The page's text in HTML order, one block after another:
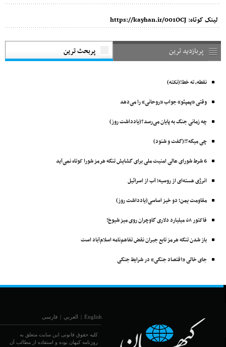
لینک کوتاه: https://kayhan.ir/001OCJ
پربازدید ترین پربحث ترین
نقطه، ته خط!(نکته)
وقتی «پمپئو» جواب «روحانی» را می‌دهد
چه زمانی جنگ به پایان می‌رسد؟(یادداشت روز)
چی میگه؟!(گفت و شنود)
6 شرط شورای عالی امنیت ملی برای گشایش تنگه هرمز شورا کوتاه نمی‌آید
انرژی هسته‌ای از روسیه؛ آب از اسرائیل
مقاومت یمن؛ دو خیز اساسی(یادداشت روز)
فاکتور ۵۸ میلیارد دلاری گاوچران روی میز شیوخ!
باز شدن تنگه هرمز تابع جبران نقض تفاهم‌نامه اسلام‌آباد است
جای خالی «اقتصاد جنگی» در شرایط جنگی
English
| العربي | فارسی
کلیه حقوق قانونی این سایت متعلق به
روزنامه کیهان بوده و استفاده از مطالب آن